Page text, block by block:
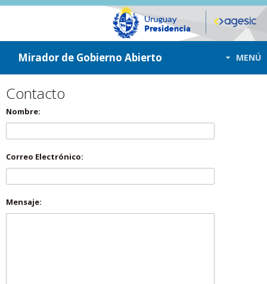
ir a contenido
ir al menú
Mirador de Gobierno Abierto MENÚ
Contacto
Nombre:
Correo Electrónico:
Mensaje: